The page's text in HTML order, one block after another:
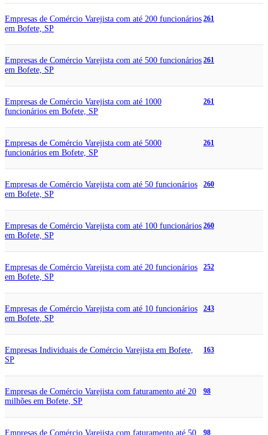
Empresas de Comércio Varejista com até 200 funcionários
em Bofete, SP
261
Empresas de Comércio Varejista com até 500 funcionários
em Bofete, SP
261
Empresas de Comércio Varejista com até 1000
funcionários em Bofete, SP
261
Empresas de Comércio Varejista com até 5000
funcionários em Bofete, SP
261
Empresas de Comércio Varejista com até 50 funcionários
em Bofete, SP
260
Empresas de Comércio Varejista com até 100 funcionários
em Bofete, SP
260
Empresas de Comércio Varejista com até 20 funcionários
em Bofete, SP
252
Empresas de Comércio Varejista com até 10 funcionários
em Bofete, SP
243
Empresas Individuais de Comércio Varejista em Bofete,
SP
163
Empresas de Comércio Varejista com faturamento até 20
milhões em Bofete, SP
98
Empresas de Comércio Varejista com faturamento até 50
98